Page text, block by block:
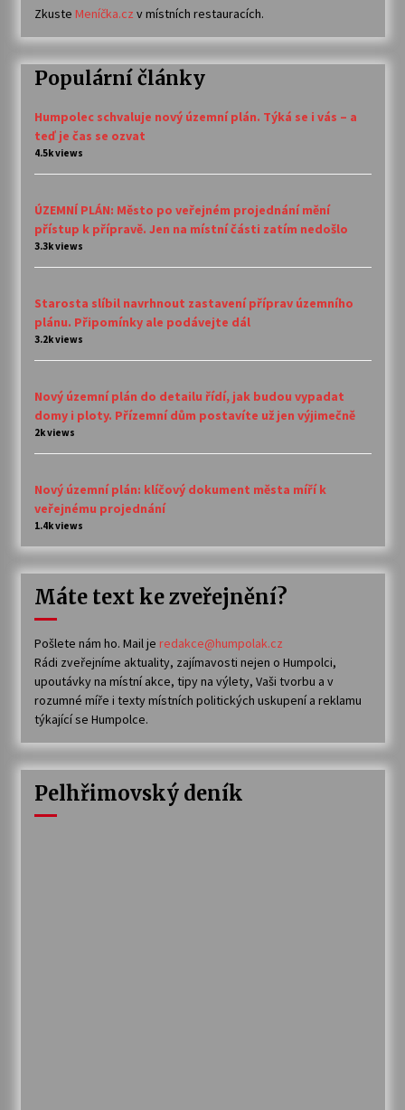
Zkuste Meníčka.cz v místních restauracích.
Populární články
Humpolec schvaluje nový územní plán. Týká se i vás – a
teď je čas se ozvat
4.5k views
ÚZEMNÍ PLÁN: Město po veřejném projednání mění
přístup k přípravě. Jen na místní části zatím nedošlo
3.3k views
Starosta slíbil navrhnout zastavení příprav územního
plánu. Připomínky ale podávejte dál
3.2k views
Nový územní plán do detailu řídí, jak budou vypadat
domy i ploty. Přízemní dům postavíte už jen výjimečně
2k views
Nový územní plán: klíčový dokument města míří k
veřejnému projednání
1.4k views
Máte text ke zveřejnění?
Pošlete nám ho. Mail je redakce@humpolak.cz
Rádi zveřejníme aktuality, zajímavosti nejen o Humpolci,
upoutávky na místní akce, tipy na výlety, Vaši tvorbu a v
rozumné míře i texty místních politických uskupení a reklamu
týkající se Humpolce.
Pelhřimovský deník